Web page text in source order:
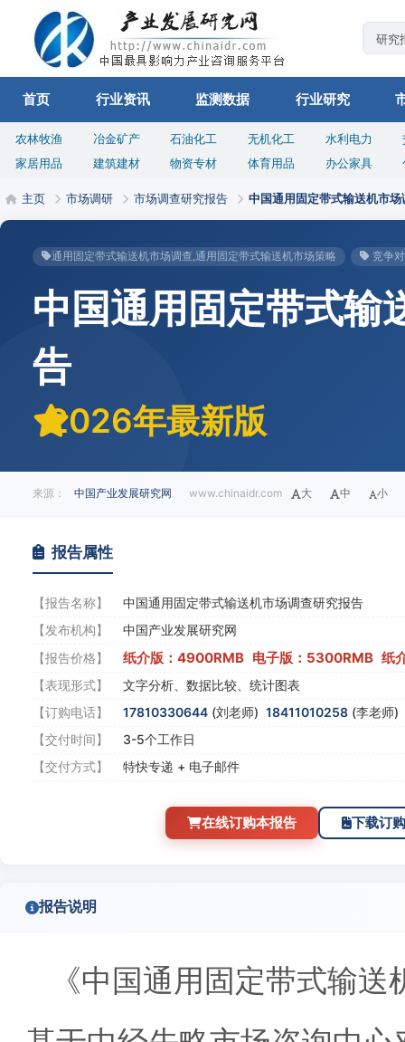
首页 行业资讯 监测数据 行业研究
农林牧渔 冶金矿产 石油化工 无机化工 水利电力
家居用品
建筑建材 物资专材 体育用品 办公家具
主页 市场调研 市场调查研究报告 中国通用固定带式输送机市
通用固定带式输送机市场调查,通用固定带式输送机市场策略 竞争
中国通用固定带式输
告
2026年最新版
来源： 中国产业发展研究网 www.chinaidr.com 大 中 小
报告属性
【报告名称】
中国通用固定带式输送机市场调查研究报告
【发布机构】
中国产业发展研究网
【报告价格】
纸介版：4900RMB 电子版：5300RMB 纸
【表现形式】
文字分析、数据比较、统计图表
【订购电话】
17810330644 (刘老师) 18411010258 (李老师)
【交付时间】
3-5个工作日
【交付方式】
特快专递 + 电子邮件
在线订购本报告 下载订
报告说明
《中国通用固定带式输